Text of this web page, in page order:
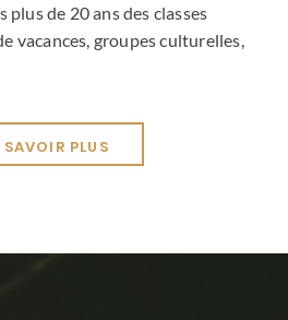
plus de 20 ans des classes
vacances, groupes culturelles,
SAVOIR PLUS